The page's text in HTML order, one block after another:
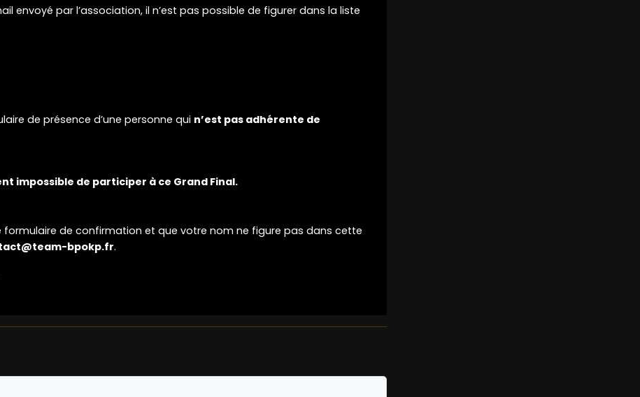
envoyé par l’association, il n’est pas possible de figurer dans la liste
de présence d’une personne qui n’est pas adhérente de
impossible de participer à ce Grand Final.
formulaire de confirmation et que votre nom ne figure pas dans cette
bpokp.fr.